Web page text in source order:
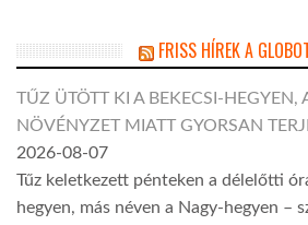
FRISS HÍREK A
TŰZ ÜTÖTT KI A BEKECSI-HEGYEN,
NÖVÉNYZET MIATT GYORSAN
2026-08-07
Tűz keletkezett pénteken a délelőtti
hegyen, más néven a Nagy-hegyen –